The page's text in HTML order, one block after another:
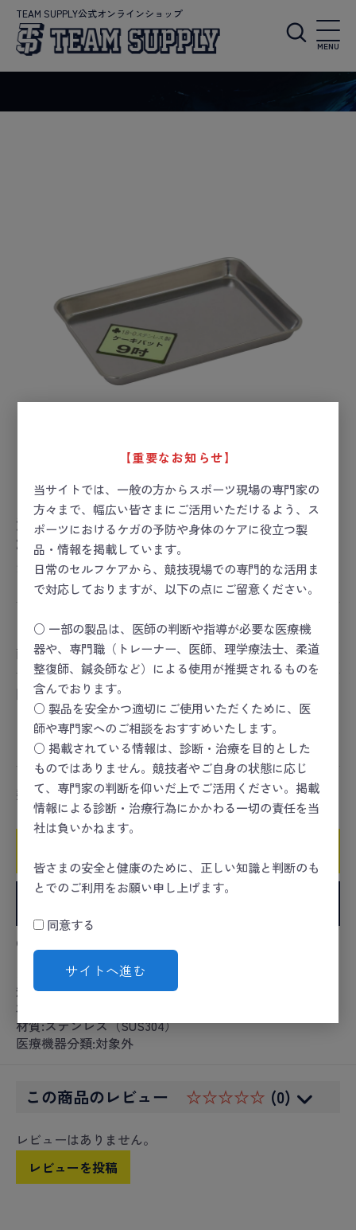
TEAM SUPPLY公式オンラインショップ
MENU
【重要なお知らせ】
当サイトでは、一般の方からスポーツ現場の専門家の
方々まで、幅広い皆さまにご活用いただけるよう、ス
ポーツにおけるケガの予防や身体のケアに役立つ製
品・情報を掲載しています。
日常のセルフケアから、競技現場での専門的な活用ま
で対応しておりますが、以下の点にご留意ください。
○ 一部の製品は、医師の判断や指導が必要な医療機
器や、専門職（トレーナー、医師、理学療法士、柔道
整復師、鍼灸師など）による使用が推奨されるものを
含んでおります。
○ 製品を安全かつ適切にご使用いただくために、医
師や専門家へのご相談をおすすめいたします。
○ 掲載されている情報は、診断・治療を目的とした
ものではありません。競技者やご自身の状態に応じ
て、専門家の判断を仰いだ上でご活用ください。掲載
情報による診断・治療行為にかかわる一切の責任を当
社は負いかねます。
皆さまの安全と健康のために、正しい知識と判断のも
とでのご利用をお願い申し上げます。
同意する
サイトへ進む
浅型バット（ケーキバット）
220×155×15mm
お届け目安：1週間以内
ー 価格は会員のみ閲覧いただけます ー
商品コード：03-3075-02
関連カテゴリ
コンディショニング
コンディショニング＞治療
コンディショニング＞治療 ＞鍼灸
数量
●浅型バット。
カタログコード:03-3075-02
規格:9吋
本体サイズ:220×155×15mm
材質:ステンレス（SUS304）
医療機器分類:対象外
この商品のレビュー ☆☆☆☆☆ (0)
レビューはありません。
レビューを投稿